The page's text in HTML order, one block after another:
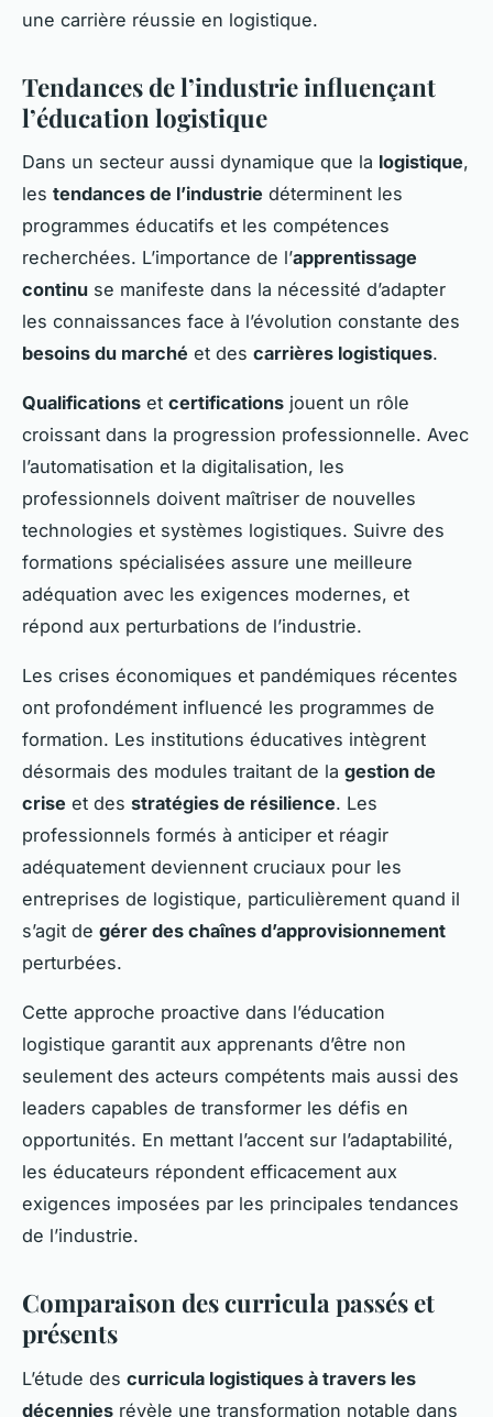
une carrière réussie en logistique.
Tendances de l’industrie influençant
l’éducation logistique
Dans un secteur aussi dynamique que la logistique,
les tendances de l’industrie déterminent les
programmes éducatifs et les compétences
recherchées. L’importance de l’apprentissage
continu se manifeste dans la nécessité d’adapter
les connaissances face à l’évolution constante des
besoins du marché et des carrières logistiques.
Qualifications et certifications jouent un rôle
croissant dans la progression professionnelle. Avec
l’automatisation et la digitalisation, les
professionnels doivent maîtriser de nouvelles
technologies et systèmes logistiques. Suivre des
formations spécialisées assure une meilleure
adéquation avec les exigences modernes, et
répond aux perturbations de l’industrie.
Les crises économiques et pandémiques récentes
ont profondément influencé les programmes de
formation. Les institutions éducatives intègrent
désormais des modules traitant de la gestion de
crise et des stratégies de résilience. Les
professionnels formés à anticiper et réagir
adéquatement deviennent cruciaux pour les
entreprises de logistique, particulièrement quand il
s’agit de gérer des chaînes d’approvisionnement
perturbées.
Cette approche proactive dans l’éducation
logistique garantit aux apprenants d’être non
seulement des acteurs compétents mais aussi des
leaders capables de transformer les défis en
opportunités. En mettant l’accent sur l’adaptabilité,
les éducateurs répondent efficacement aux
exigences imposées par les principales tendances
de l’industrie.
Comparaison des curricula passés et
présents
L’étude des curricula logistiques à travers les
décennies révèle une transformation notable dans